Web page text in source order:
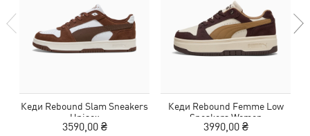
Кеди Rebound Slam Sneakers
Unisex
3590,00 ₴
Кеди Rebound Femme Low
Sneakers Women
3990,00 ₴